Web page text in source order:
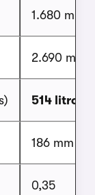
1.680 mm
2.690 mm
514 litros
186 mm
0,35